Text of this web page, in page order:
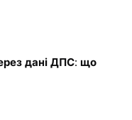
дані ДПС: що